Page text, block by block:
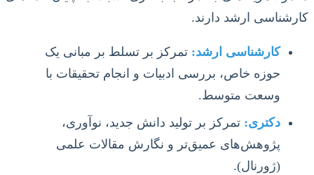
کارشناسی ارشد دارند.
کارشناسی ارشد: تمرکز بر تسلط بر مبانی یک
حوزه خاص، بررسی ادبیات و انجام تحقیقات با
وسعت متوسط.
دکتری: تمرکز بر تولید دانش جدید، نوآوری،
پژوهش‌های عمیق‌تر و نگارش مقالات علمی
(ژورنال).